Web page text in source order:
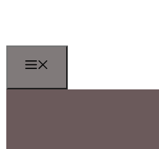
springen